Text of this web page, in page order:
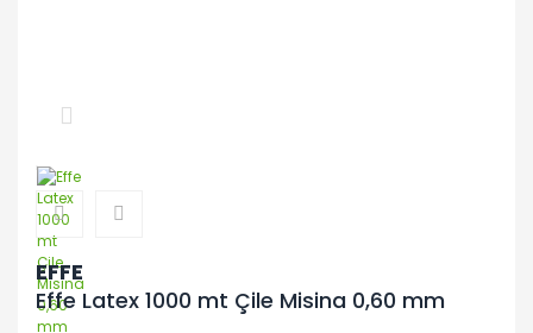
EFFE
Effe Latex 1000 mt Çile Misina 0,60 mm